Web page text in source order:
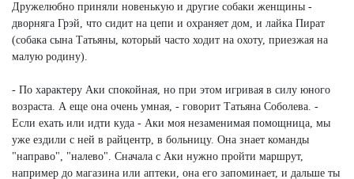
Дружелюбно приняли новенькую и другие собаки женщины -
дворняга Грэй, что сидит на цепи и охраняет дом, и лайка Пират
(собака сына Татьяны, который часто ходит на охоту, приезжая на
малую родину).
- По характеру Аки спокойная, но при этом игривая в силу юного
возраста. А еще она очень умная, - говорит Татьяна Соболева. -
Если ехать или идти куда - Аки моя незаменимая помощница, мы
уже ездили с ней в райцентр, в больницу. Она знает команды
"направо", "налево". Сначала с Аки нужно пройти маршрут,
например до магазина или аптеки, она его запоминает, и дальше ты